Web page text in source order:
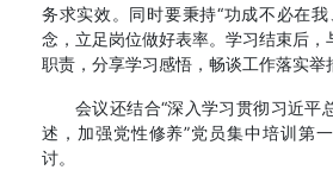
务求实效。同时要秉持“功成不必在
念，立足岗位做好表率。学习结束后，
职责，分享学习感悟，畅谈工作落实举
会议还结合“深入学习贯彻习近平
述，加强党性修养”党员集中培训第
讨。